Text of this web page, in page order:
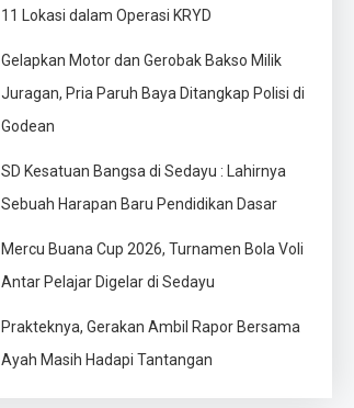
11 Lokasi dalam Operasi KRYD
Gelapkan Motor dan Gerobak Bakso Milik
Juragan, Pria Paruh Baya Ditangkap Polisi di
Godean
SD Kesatuan Bangsa di Sedayu : Lahirnya
Sebuah Harapan Baru Pendidikan Dasar
Mercu Buana Cup 2026, Turnamen Bola Voli
Antar Pelajar Digelar di Sedayu
Prakteknya, Gerakan Ambil Rapor Bersama
Ayah Masih Hadapi Tantangan